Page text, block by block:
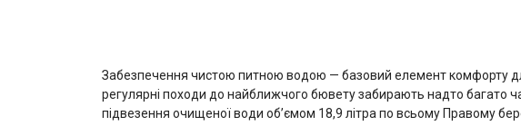
Забезпечення чистою питною водою — базовий елемент комфорту
регулярні походи до найближчого бювету забирають надто багато
підвезення очищеної води об’ємом 18,9 літра по всьому Правому